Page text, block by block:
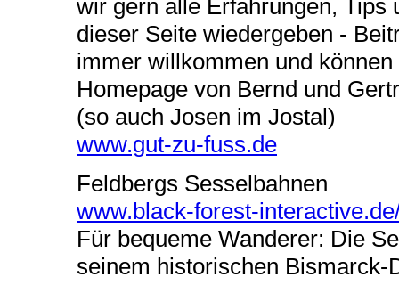
wir gern alle Erfahrungen, Tips
dieser Seite wiedergeben -
immer willkommen und
Homepage von Bernd und
(so auch Josen im Jostal)
www.gut-zu-fuss.de
Feldbergs Sesselbahnen
www.black-forest-
Für bequeme Wanderer: Die
seinem historischen Bismarck-